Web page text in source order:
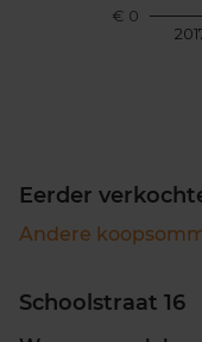
€ 0
Eerder
Andere
Schoolstraat 16